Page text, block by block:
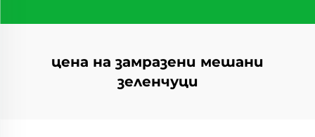
цена на замразени мешани
зеленчуци